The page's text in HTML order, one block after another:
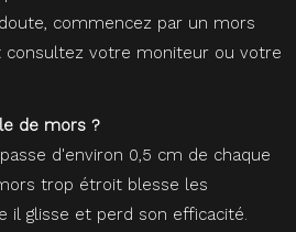
commencez par un mors
consultez votre moniteur ou votre
de mors ?
d'environ 0,5 cm de chaque
trop étroit blesse les
il glisse et perd son efficacité.